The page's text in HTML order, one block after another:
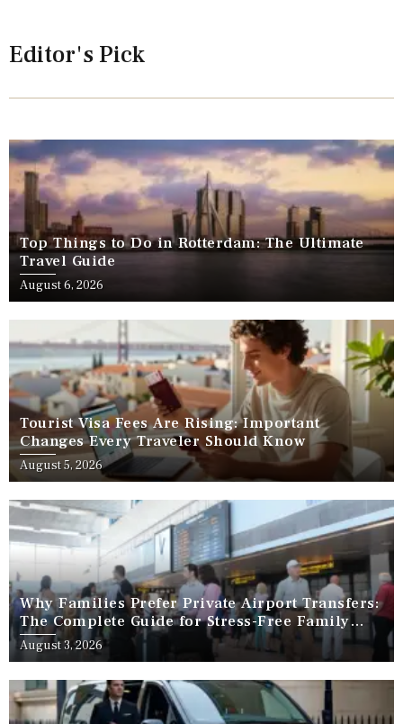
Editor's Pick
Top Things to Do in Rotterdam: The Ultimate
Travel Guide
August 6, 2026
Tourist Visa Fees Are Rising: Important
Changes Every Traveler Should Know
August 5, 2026
Why Families Prefer Private Airport Transfers:
The Complete Guide for Stress-Free Family
Travel
August 3, 2026